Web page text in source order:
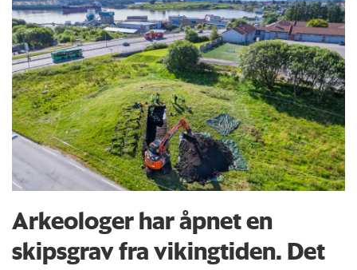
Arkeologer har åpnet en
skipsgrav fra vikingtiden. Det